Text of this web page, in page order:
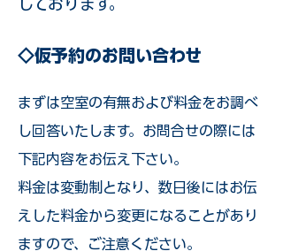
しております。
◇仮予約のお問い合わせ
まずは空室の有無および料金をお調べ
し回答いたします。お問合せの際には
下記内容をお伝え下さい。
料金は変動制となり、数日後にはお伝
えした料金から変更になることがあり
ますので、ご注意ください。